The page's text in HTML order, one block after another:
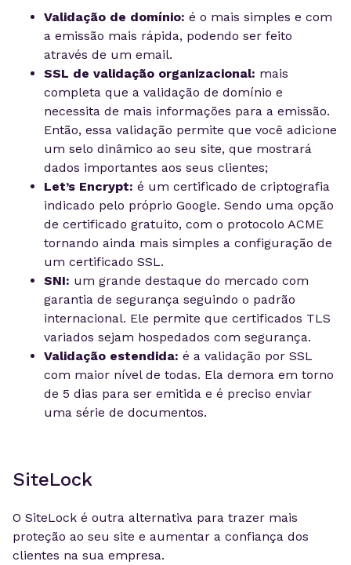
Validação de domínio: é o mais simples e com
a emissão mais rápida, podendo ser feito
através de um email.
SSL de validação organizacional: mais
completa que a validação de domínio e
necessita de mais informações para a emissão.
Então, essa validação permite que você adicione
um selo dinâmico ao seu site, que mostrará
dados importantes aos seus clientes;
Let’s Encrypt: é um certificado de criptografia
indicado pelo próprio Google. Sendo uma opção
de certificado gratuito, com o protocolo ACME
tornando ainda mais simples a configuração de
um certificado SSL.
SNI: um grande destaque do mercado com
garantia de segurança seguindo o padrão
internacional. Ele permite que certificados TLS
variados sejam hospedados com segurança.
Validação estendida: é a validação por SSL
com maior nível de todas. Ela demora em torno
de 5 dias para ser emitida e é preciso enviar
uma série de documentos.
SiteLock
O SiteLock é outra alternativa para trazer mais
proteção ao seu site e aumentar a confiança dos
clientes na sua empresa.